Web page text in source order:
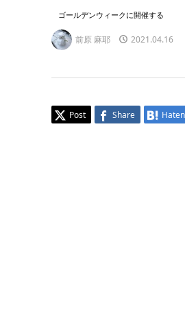
ゴールデンウィークに開催する
前原 麻耶 2021.04.16
Post Share